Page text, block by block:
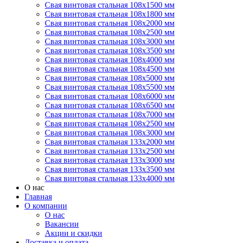
Свая винтовая стальная 108х1500 мм
Свая винтовая стальная 108х1800 мм
Свая винтовая стальная 108х2000 мм
Свая винтовая стальная 108х2500 мм
Свая винтовая стальная 108х3000 мм
Свая винтовая стальная 108х3500 мм
Свая винтовая стальная 108х4000 мм
Свая винтовая стальная 108х4500 мм
Свая винтовая стальная 108х5000 мм
Свая винтовая стальная 108х5500 мм
Свая винтовая стальная 108х6000 мм
Свая винтовая стальная 108х6500 мм
Свая винтовая стальная 108х7000 мм
Свая винтовая стальная 108х2500 мм
Свая винтовая стальная 108х3000 мм
Свая винтовая стальная 133х2000 мм
Свая винтовая стальная 133х2500 мм
Свая винтовая стальная 133х3000 мм
Свая винтовая стальная 133х3500 мм
Свая винтовая стальная 133х4000 мм
О нас
Главная
О компании
О нас
Вакансии
Акции и скидки